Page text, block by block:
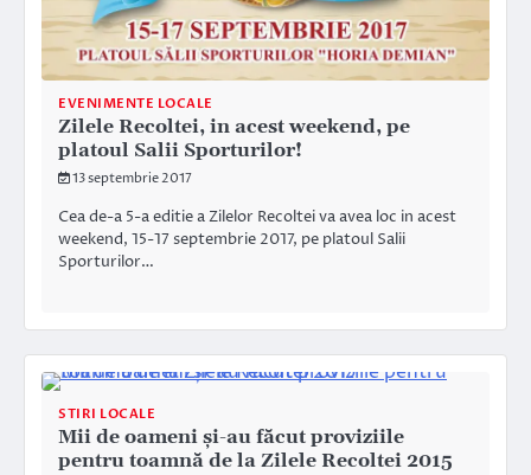
EVENIMENTE LOCALE
Zilele Recoltei, in acest weekend, pe
platoul Salii Sporturilor!
13 septembrie 2017
Cea de-a 5-a editie a Zilelor Recoltei va avea loc in acest
weekend, 15-17 septembrie 2017, pe platoul Salii
Sporturilor…
STIRI LOCALE
Mii de oameni și-au făcut proviziile
pentru toamnă de la Zilele Recoltei 2015